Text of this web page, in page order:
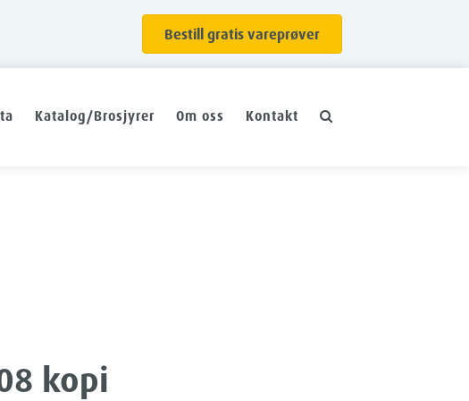
Bestill gratis vareprøver
Katalog/Brosjyrer Om oss Kontakt
kopi